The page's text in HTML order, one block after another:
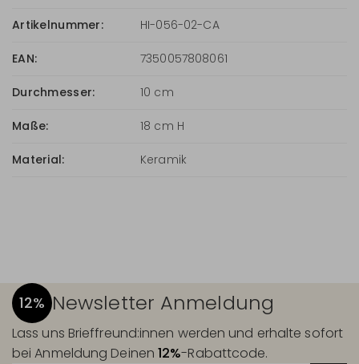
Artikelnummer: HI-056-02-CA
EAN: 7350057808061
Durchmesser: 10 cm
Maße: 18 cm H
Material: Keramik
12% Newsletter Anmeldung
Lass uns Brieffreund:innen werden und erhalte sofort
bei Anmeldung Deinen12%-Rabattcode.